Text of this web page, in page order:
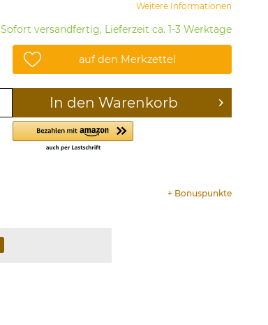
Weitere Informationen
Sofort versandfertig, Lieferzeit ca. 1-3 Werktage
auf den Merkzettel
In den Warenkorb
+ Bonuspunkte